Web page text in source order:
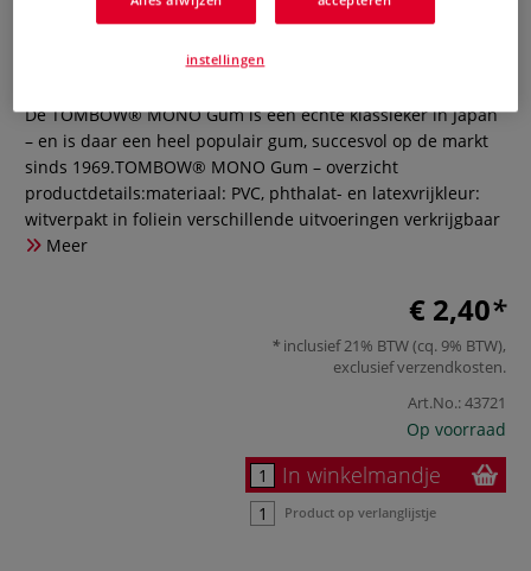
TOMBOW® MONO SMART Gum
0 Beoordeling
De TOMBOW® MONO Gum is een echte klassieker in Japan
– en is daar een heel populair gum, succesvol op de markt
sinds 1969.TOMBOW® MONO Gum – overzicht
productdetails:materiaal: PVC, phthalat- en latexvrijkleur:
witverpakt in foliein verschillende uitvoeringen verkrijgbaar
Meer
€ 2,40
inclusief 21% BTW (cq. 9% BTW),
exclusiefverzendkosten.
Art.No.:43721
Op voorraad
In winkelmandje
Product op verlanglijstje
instellingen